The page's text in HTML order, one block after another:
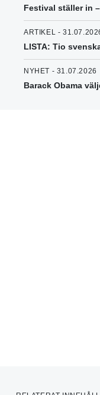
Festival ställer in
ARTIKEL -
LISTA: Tio
NYHET - 31.07.2026
Barack Obama